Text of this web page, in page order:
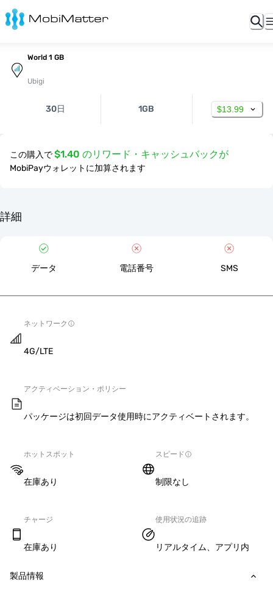
World 1 GB
Ubigi
30日 1GB $13.99
この購入で$1.40 のリワード・キャッシュバックが
MobiPayウォレットに加算されます
詳細
データ 電話番号 SMS
ネットワーク
4G/LTE
アクティベーション・ポリシー
パッケージは初回データ使用時にアクティベートされます。
ホットスポット
在庫あり
スピード
制限なし
チャージ
在庫あり
使用状況の追跡
リアルタイム、アプリ内
製品情報